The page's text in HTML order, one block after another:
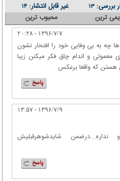
بررسی:۱۳ غیر قابل انتشار: ۱۴
ترین
محبوب ترین
۱۳۹۶/۷/۷ - ۲۰:۲۸
چه به بی وفایی خود را افتخار نشون
و اندام چاق فکر میکنن زیبا
که واقعا برعکس
پاسخ
۱۳۹۶/۷/۹ - ۱۳:۵۷
شایدشوهرقبلیش
پاسخ